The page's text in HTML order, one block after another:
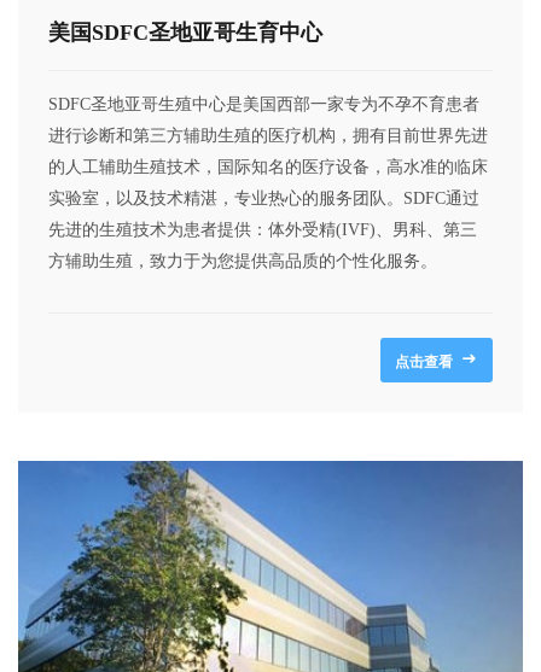
美国SDFC圣地亚哥生育中心
SDFC圣地亚哥生殖中心是美国西部一家专为不孕不育患者
进行诊断和第三方辅助生殖的医疗机构，拥有目前世界先进
的人工辅助生殖技术，国际知名的医疗设备，高水准的临床
实验室，以及技术精湛，专业热心的服务团队。SDFC通过
先进的生殖技术为患者提供：体外受精(IVF)、男科、第三
方辅助生殖，致力于为您提供高品质的个性化服务。
点击查看